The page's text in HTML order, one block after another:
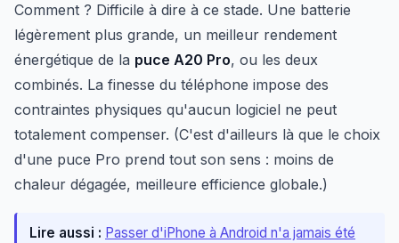
Comment ? Difficile à dire à ce stade. Une batterie
légèrement plus grande, un meilleur rendement
énergétique de la puce A20 Pro, ou les deux
combinés. La finesse du téléphone impose des
contraintes physiques qu'aucun logiciel ne peut
totalement compenser. (C'est d'ailleurs là que le choix
d'une puce Pro prend tout son sens : moins de
chaleur dégagée, meilleure efficience globale.)
Lire aussi : Passer d'iPhone à Android n'a jamais été